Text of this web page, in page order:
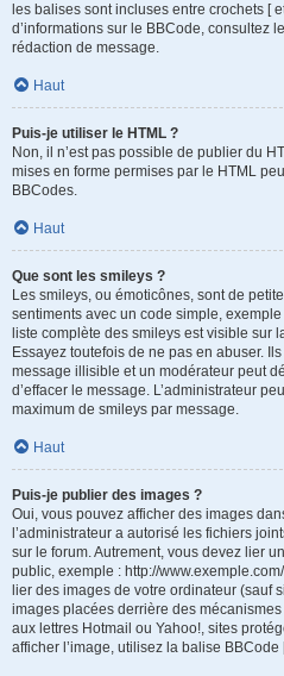
les balises sont incluses entre crochets [
d’informations sur le BBCode, consultez
rédaction de message.
Haut
Puis-je utiliser le HTML ?
Non, il n’est pas possible de publier du
mises en forme permises par le HTML
BBCodes.
Haut
Que sont les smileys ?
Les smileys, ou émoticônes, sont de
sentiments avec un code simple,
liste complète des smileys est visible sur
Essayez toutefois de ne pas en abuser.
message illisible et un modérateur peut
d’effacer le message. L’administrateur
maximum de smileys par message.
Haut
Puis-je publier des images ?
Oui, vous pouvez afficher des images
l’administrateur a autorisé les fichiers
sur le forum. Autrement, vous devez lier
public, exemple : http://
lier des images de votre ordinateur (sauf
images placées derrière des
aux lettres Hotmail ou Yahoo!, sites
afficher l’image, utilisez la balise BBCode